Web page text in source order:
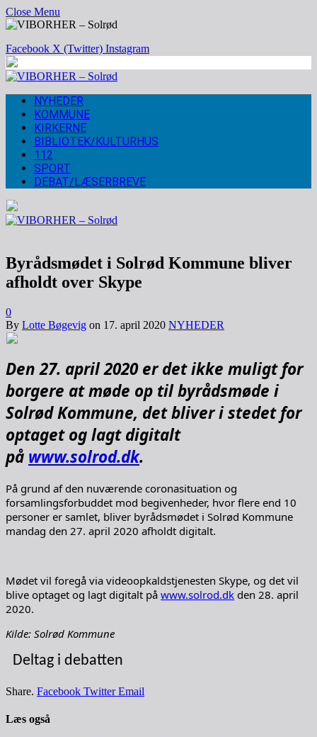
Close Menu
Facebook X (Twitter) Instagram
NYHEDER
KOMMUNE
KIRKERNE
BIBLIOTEK/KULTURHUS
112
SPORT
DEBAT/LÆSERBREVE
Byrådsmødet i Solrød Kommune bliver
afholdt over Skype
0
By Lotte Bøgevig on 17. april 2020 NYHEDER
Den 27. april 2020 er det ikke muligt for
borgere at møde op til byrådsmøde i
Solrød Kommune, det bliver i stedet for
optaget og lagt digitalt
på www.solrod.dk.
På grund af den nuværende coronasituation og
forsamlingsforbuddet mod begivenheder, hvor flere end 10
personer er samlet, bliver byrådsmødet i Solrød Kommune
mandag den 27. april 2020 afholdt digitalt.
Mødet vil foregå via videoopkaldstjenesten Skype, og det vil
blive optaget og lagt digitalt på www.solrod.dk den 28. april
2020.
Kilde: Solrød Kommune
Deltag i debatten
Share. Facebook Twitter Email
Læs også